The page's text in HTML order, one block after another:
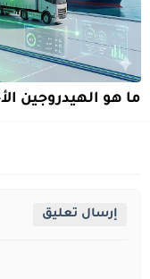
ما هو الهيدروجين
إرسال تعليق